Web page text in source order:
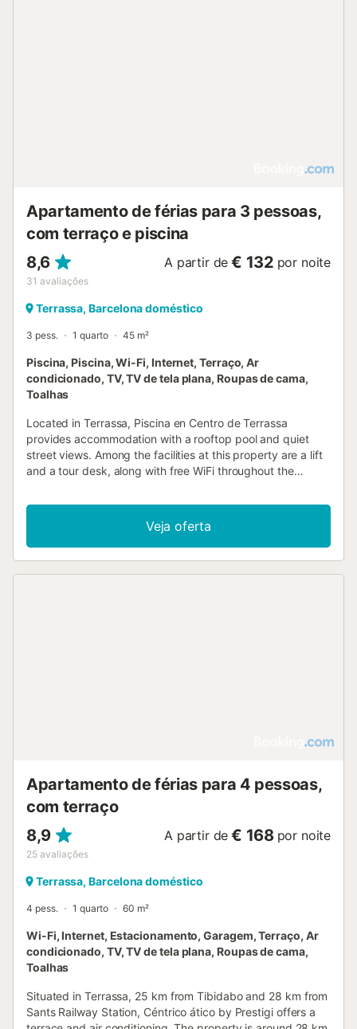
Apartamento de férias para 3 pessoas,
com terraço e piscina
8,6
31 avaliações
A partir de € 132 por noite
Terrassa, Barcelona doméstico
3 pess. 1 quarto 45 m²
Piscina, Piscina, Wi-Fi, Internet, Terraço, Ar
condicionado, TV, TV de tela plana, Roupas de cama,
Toalhas
Located in Terrassa, Piscina en Centro de Terrassa
provides accommodation with a rooftop pool and quiet
street views. Among the facilities at this property are a lift
and a tour desk, along with free WiFi throughout the
Veja oferta
Apartamento de férias para 4 pessoas,
com terraço
8,9
25 avaliações
A partir de € 168 por noite
Terrassa, Barcelona doméstico
4 pess. 1 quarto 60 m²
Wi-Fi, Internet, Estacionamento, Garagem, Terraço, Ar
condicionado, TV, TV de tela plana, Roupas de cama,
Toalhas
Situated in Terrassa, 25 km from Tibidabo and 28 km from
Sants Railway Station, Céntrico ático by Prestigi offers a